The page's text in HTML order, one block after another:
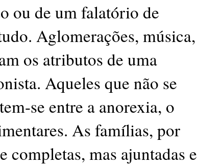
ou de um falatório de
Aglomerações, música,
os atributos de uma
Aqueles que não se
se entre a anorexia, o
As famílias, por
completas, mas ajuntadas e